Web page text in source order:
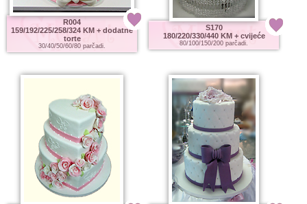
R004
159/192/225/258/324 KM + dodatne
torte
30/40/50/60/80 parčadi.
S170
180/220/330/440 KM+ cvijeće
80/100/150/200 parčadi.